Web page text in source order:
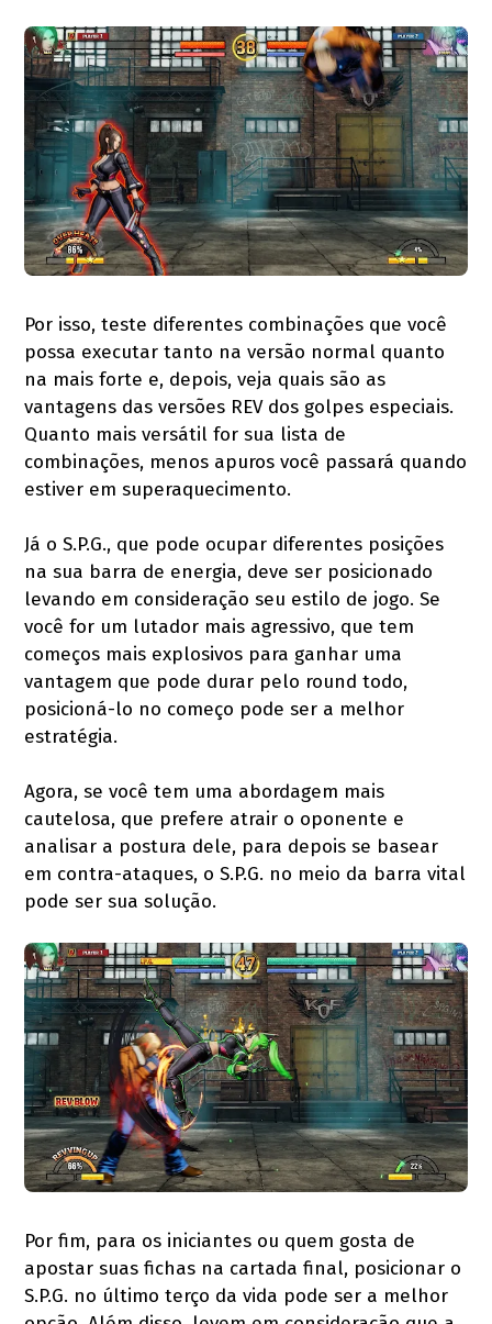
Por isso, teste diferentes combinações que você
possa executar tanto na versão normal quanto
na mais forte e, depois, veja quais são as
vantagens das versões REV dos golpes especiais.
Quanto mais versátil for sua lista de
combinações, menos apuros você passará quando
estiver em superaquecimento.
Já o S.P.G., que pode ocupar diferentes posições
na sua barra de energia, deve ser posicionado
levando em consideração seu estilo de jogo. Se
você for um lutador mais agressivo, que tem
começos mais explosivos para ganhar uma
vantagem que pode durar pelo round todo,
posicioná-lo no começo pode ser a melhor
estratégia.
Agora, se você tem uma abordagem mais
cautelosa, que prefere atrair o oponente e
analisar a postura dele, para depois se basear
em contra-ataques, o S.P.G. no meio da barra vital
pode ser sua solução.
Por fim, para os iniciantes ou quem gosta de
apostar suas fichas na cartada final, posicionar o
S.P.G. no último terço da vida pode ser a melhor